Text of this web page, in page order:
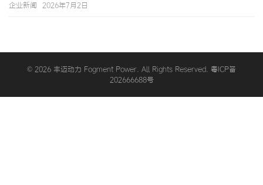
件出口总额已突破120亿美元，其中通过B2B跨境电商平台达成的交
关键词策略、P4P精准投放、数据化运营、本地化内容建设等多个
维度的系统工程。本文…
企业新闻 2026年7月2日
© 2026 丰迈动力 Fogment Power. All Rights Reserved. 粤ICP备
202666688号